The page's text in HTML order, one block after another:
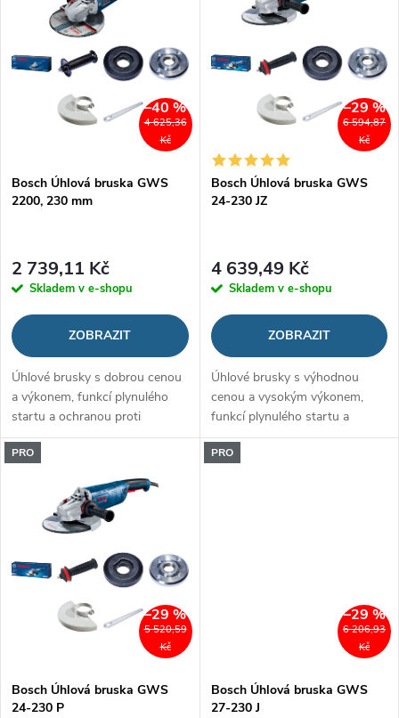
n
r
d
u
k
t
ů
Abecedně
i
p
r
o
d
u
k
t
4 625,36
Kč
–40 %
Bosch Úhlová bruska GWS
2200, 230 mm
2 739,11 Kč
Skladem v e-shopu
ZOBRAZIT
Úhlové brusky s dobrou cenou
a výkonem, funkcí plynulého
startu a ochranou proti
opětovnému spuštění
6 594,87
Kč
–29 %
Bosch Úhlová bruska GWS
24-230 JZ
4 639,49 Kč
Skladem v e-shopu
ZOBRAZIT
Úhlové brusky s výhodnou
cenou a vysokým výkonem,
funkcí plynulého startu a
ochranou proti opětovnému
spuštění
PRO
5 520,59
Kč
–29 %
Bosch Úhlová bruska GWS
24-230 P
PRO
6 206,93
Kč
–29 %
Bosch Úhlová bruska GWS
27-230 J